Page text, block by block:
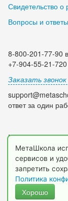
Свидетельство
Вопросы и ответы
8-800-201-77-90
+7-904-55-21-
Заказать
ответ за один
Мы в социальных
© 2009-
МетаШкола
сервисов и
запретить
Политика
Хорошо